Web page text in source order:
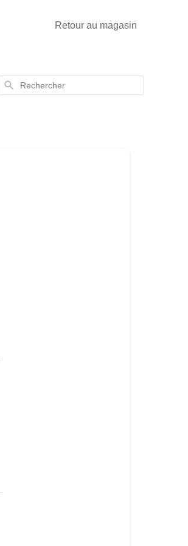
Retour au magasin
Rechercher